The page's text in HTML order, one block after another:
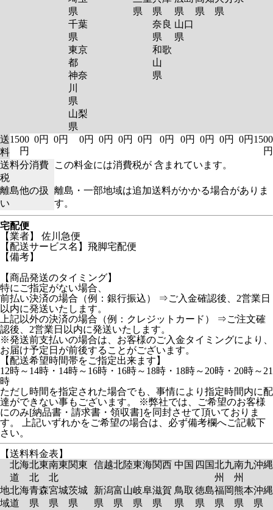
県
千葉
県
東京
都
神奈
川
県
山梨
県
県 県
奈良
県
和歌
山
県
県
山口
県
県 県
送
料
1500
円
0円 0円 0円 0円 0円 0円 0円 0円 0円 0円 0円 1500
円
送料分消費
税
この料金には消費税が 含まれています。
離島他の扱
い
離島・一部地域は追加送料がかかる場合がありま
す。
宅配便
【業者】 佐川急便
【配送サービス名】飛脚宅配便
【備考】
【商品発送のタイミング】
特にご指定がない場合、
前払い決済の場合（例：銀行振込） ⇒ご入金確認後、2営業日
以内に発送いたします。
上記以外の決済の場合（例：クレジットカード） ⇒ご注文確
認後、2営業日以内に発送いたします。
※発送前支払いの場合は、お客様のご入金タイミングにより、
お届け予定日が前後することがございます。
【配送希望時間帯をご指定出来ます】
12時～14時・14時～16時・16時～18時・18時～20時・20時～21
時
ただし時間を指定された場合でも、事情により指定時間内に配
達ができない事もございます。 ※弊社では、ご希望のお客様
にのみ[納品書・請求書・領収書]を同封させて頂いておりま
す。 上記いずれかをご希望の場合は、必ず備考欄へご記載下
さい。
【送料料金表】
北海
道
北東
北
南東
北
関東 信越北陸東海関西 中国 四国北九
州
南九
州
沖縄
地
域
北海
道
青森
県
宮城
県
茨城
県
新潟
県
富山
県
岐阜
県
滋賀
県
鳥取
県
徳島
県
福岡
県
熊本
県
沖縄
県